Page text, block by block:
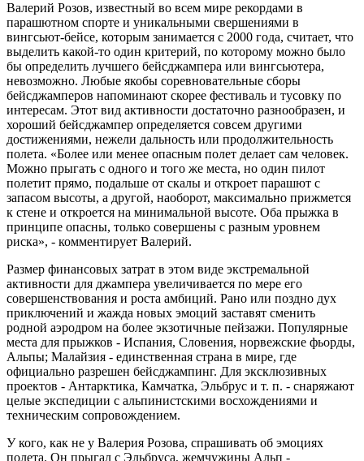
Валерий Розов, известный во всем мире рекордами в
парашютном спорте и уникальными свершениями в
вингсьют-бейсе, которым занимается с 2000 года, считает, что
выделить какой-то один критерий, по которому можно было
бы определить лучшего бейсджампера или вингсьютера,
невозможно. Любые якобы соревновательные сборы
бейсджамперов напоминают скорее фестиваль и тусовку по
интересам. Этот вид активности достаточно разнообразен, и
хороший бейсджампер определяется совсем другими
достижениями, нежели дальность или продолжительность
полета. «Более или менее опасным полет делает сам человек.
Можно прыгать с одного и того же места, но один пилот
полетит прямо, подальше от скалы и откроет парашют с
запасом высоты, а другой, наоборот, максимально прижмется
к стене и откроется на минимальной высоте. Оба прыжка в
принципе опасны, только совершены с разным уровнем
риска», - комментирует Валерий.
Размер финансовых затрат в этом виде экстремальной
активности для джампера увеличивается по мере его
совершенствования и роста амбиций. Рано или поздно дух
приключений и жажда новых эмоций заставят сменить
родной аэродром на более экзотичные пейзажи. Популярные
места для прыжков - Испания, Словения, норвежские фьорды,
Альпы; Малайзия - единственная страна в мире, где
официально разрешен бейсджампинг. Для эксклюзивных
проектов - Антарктика, Камчатка, Эльбрус и т. п. - снаряжают
целые экспедиции с альпинистскими восхождениями и
техническим сопровождением.
У кого, как не у Валерия Розова, спрашивать об эмоциях
полета. Он прыгал с Эльбруса, жемчужины Альп -